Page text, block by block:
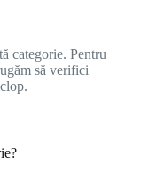
categorie. Pentru
să verifici